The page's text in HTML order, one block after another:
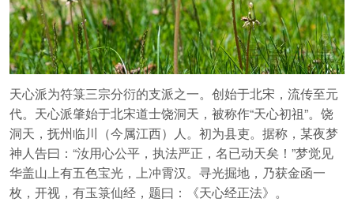
天心派为符箓三宗分衍的支派之一。创始于北宋，流传至元
代。天心派肇始于北宋道士饶洞天，被称作“天心初祖”。饶
洞天，抚州临川（今属江西）人。初为县吏。据称，某夜梦
神人告曰：“汝用心公平，执法严正，名已动天矣！”梦觉见
华盖山上有五色宝光，上冲霄汉。寻光掘地，乃获金函一
枚，开视，有玉箓仙经，题曰：《天心经正法》。